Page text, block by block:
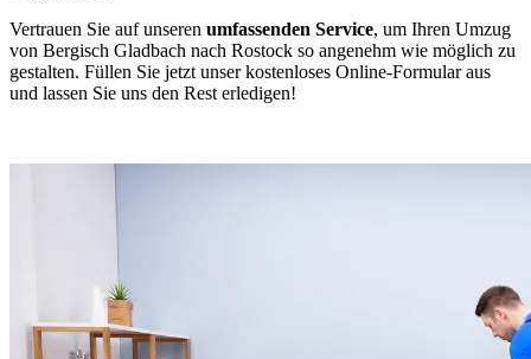
Vertrauen Sie auf unseren umfassenden Service, um Ihren Umzug
von Bergisch Gladbach nach Rostock so angenehm wie möglich zu
gestalten. Füllen Sie jetzt unser kostenloses Online-Formular aus
und lassen Sie uns den Rest erledigen!